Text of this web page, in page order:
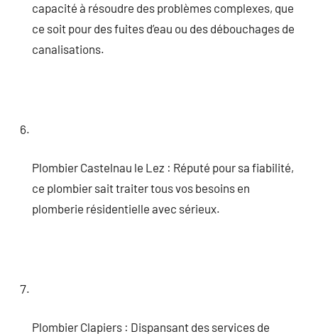
capacité à résoudre des problèmes complexes, que
ce soit pour des fuites d’eau ou des débouchages de
canalisations.
Plombier Castelnau le Lez : Réputé pour sa fiabilité,
ce plombier sait traiter tous vos besoins en
plomberie résidentielle avec sérieux.
Plombier Clapiers : Dispansant des services de